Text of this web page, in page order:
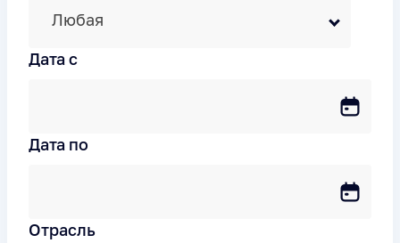
Любая
Дата c
Дата по
Отрасль